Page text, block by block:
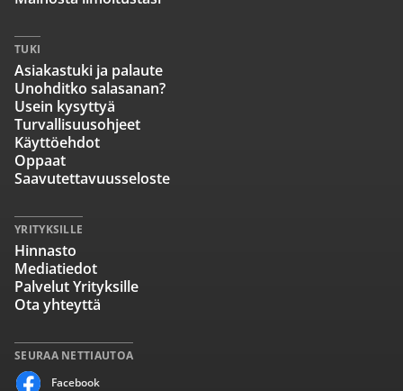
SEURAA NETTIAUTOA
Facebook
TUKI
Asiakastuki ja palaute
Unohditko salasanan?
Usein kysyttyä
Turvallisuusohjeet
Käyttöehdot
Oppaat
Saavutettavuusseloste
YRITYKSILLE
Hinnasto
Mediatiedot
Palvelut Yrityksille
Ota yhteyttä